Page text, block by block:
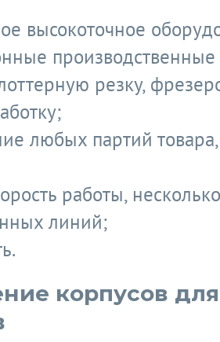
высокоточное
резку,
любых партий
работы, несколько
линий;
корпусов для